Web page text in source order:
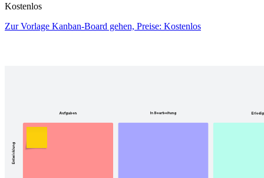
Kostenlos
Zur Vorlage Kanban-Board gehen, Preise: Kostenlos